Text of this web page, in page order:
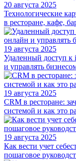
20 августа 2025
Технологические
в ресторане, кафе,
19 августа 2025
Удаленный доступ к
и управлять
19 августа 2025
CRM в ресторане:
системой и как это
19 августа 2025
Как вести учет
пошаговое